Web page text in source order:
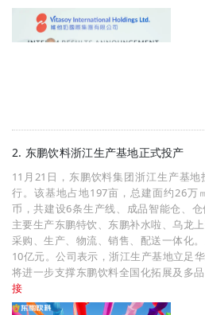
2. 东鹏饮料浙江生产基地正式投产
11月21日，东鹏饮料集团浙江生产基
行。该基地占地197亩，总建面约26万
币，共建设6条生产线、成品智能仓、
主要生产东鹏特饮、东鹏补水啦、乌龙
采购、生产、物流、销售、配送一体化
10亿元。公司表示，浙江生产基地立足
将进一步支撑东鹏饮料全国化拓展及多品
接